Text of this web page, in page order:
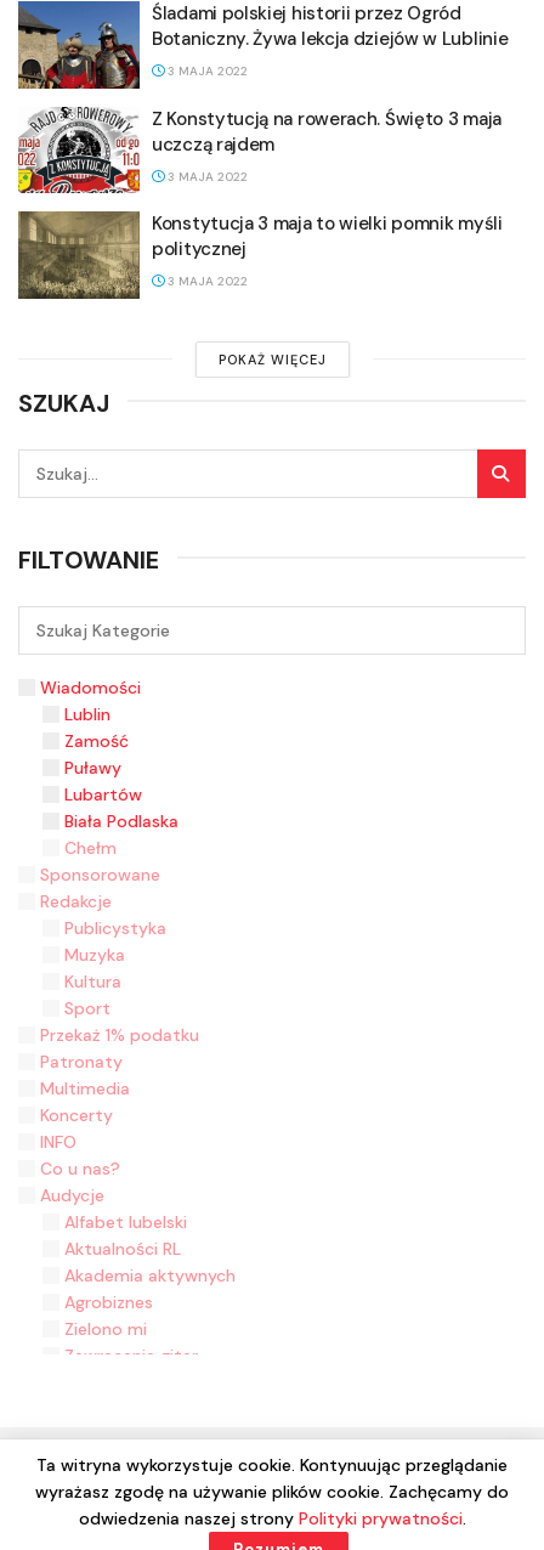
Śladami polskiej historii przez Ogród
Botaniczny. Żywa lekcja dziejów w Lublinie
3 MAJA 2022
Z Konstytucją na rowerach. Święto 3 maja
uczczą rajdem
3 MAJA 2022
Konstytucja 3 maja to wielki pomnik myśli
politycznej
3 MAJA 2022
POKAŻ WIĘCEJ
SZUKAJ
FILTOWANIE
Wiadomości
Lublin
Zamość
Puławy
Lubartów
Biała Podlaska
Chełm
Sponsorowane
Redakcje
Publicystyka
Muzyka
Kultura
Sport
Przekaż 1% podatku
Patronaty
Multimedia
Koncerty
INFO
Co u nas?
Audycje
Alfabet lubelski
Aktualności RL
Akademia aktywnych
Agrobiznes
Zielono mi
Zawracanie gitar
Z folklorem na ty
Wyjęte z kontekstu
Wydział Muzyki
Wieści z Ziemi Łukowskiej - 2020 rok
© 2024 Wszelkie prawa zastrzeżone. Radio Lublin S.A. w
likwidacji
Ta witryna wykorzystuje cookie. Kontynuując przeglądanie
wyrażasz zgodę na używanie plików cookie. Zachęcamy do
odwiedzenia naszej strony Polityki prywatności.